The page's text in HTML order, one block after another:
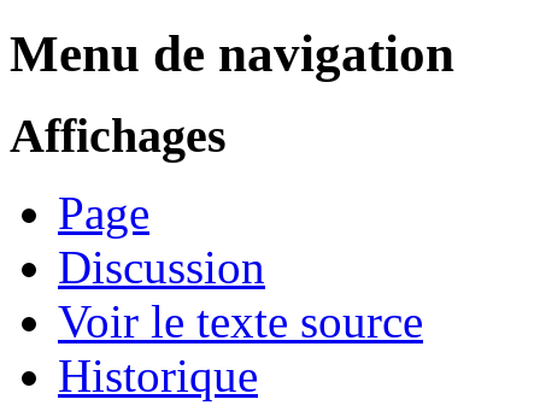
Menu de navigation
Affichages
Page
Discussion
Voir le texte source
Historique